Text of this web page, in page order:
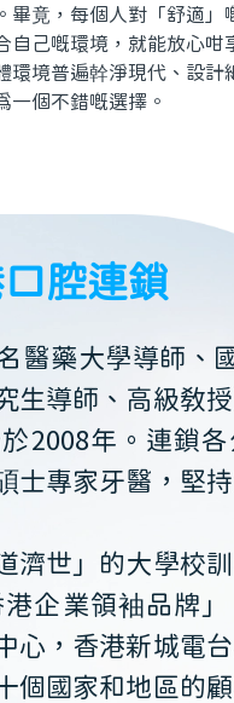
畢竟，每個人對「舒適」
己嘅環境，就能放心咁
境普遍幹淨現代、設計
一個不錯嘅選擇。
腔連鎖
醫藥大學導師、
生導師、高級教
2008年。連鎖
士專家牙醫，堅
濟世」的大學校
企業領袖品牌
心，香港新城電
個國家和地區的